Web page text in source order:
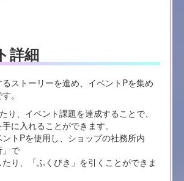
詳細
ストーリーを進め、イベントPを集め
。
り、イベント課題を達成することで、
に入れることができます。
トPを使用し、ショップの社務所内
」で
り、「ふくびき」を引くことができま